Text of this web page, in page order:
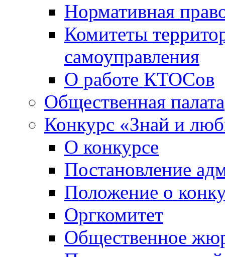
Нормативная
Комитеты
самоуправления
О работе КТОСов
Общественная палата
Конкурс «Знай и
О конкурсе
Постановление
Положение о
Оргкомитет
Общественное